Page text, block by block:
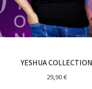
YESHUA COLLECTION
29,90€